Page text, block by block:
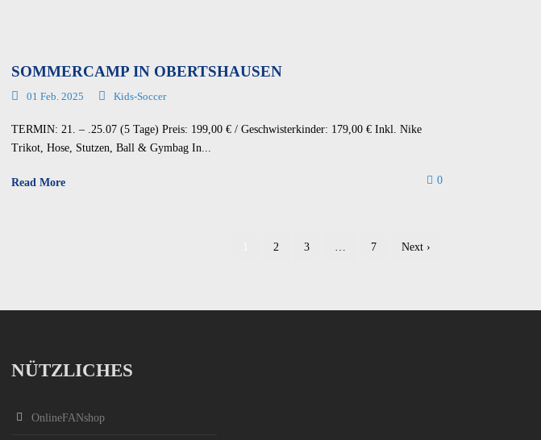
SOMMERCAMP IN OBERTSHAUSEN
01 Feb. 2025 Kids-Soccer
TERMIN: 21. – .25.07 (5 Tage) Preis: 199,00 € / Geschwisterkinder: 179,00 € Inkl. Nike
Trikot, Hose, Stutzen, Ball & Gymbag In...
Read More 0
2 3 … 7 Next ›
NÜTZLICHES
OnlineFANshop